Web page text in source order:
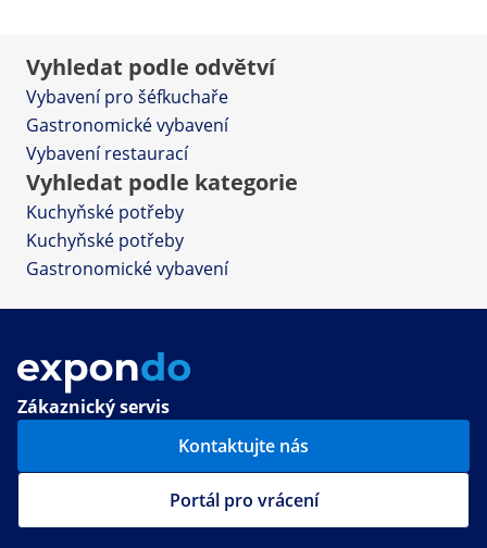
Vyhledat podle odvětví
Vybavení pro šéfkuchaře
Gastronomické vybavení
Vybavení restaurací
Vyhledat podle kategorie
Kuchyňské potřeby
Kuchyňské potřeby
Gastronomické vybavení
Zákaznický servis
Kontaktujte nás
Portál pro vrácení